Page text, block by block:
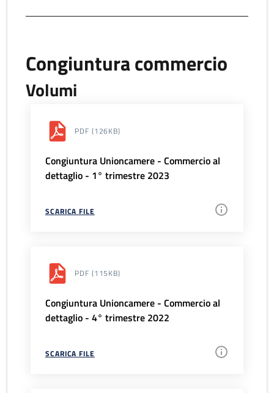
Congiuntura commercio
Volumi
PDF (126KB)
Congiuntura Unioncamere - Commercio al
dettaglio - 1° trimestre 2023
SCARICA FILE
PDF (115KB)
Congiuntura Unioncamere - Commercio al
dettaglio - 4° trimestre 2022
SCARICA FILE